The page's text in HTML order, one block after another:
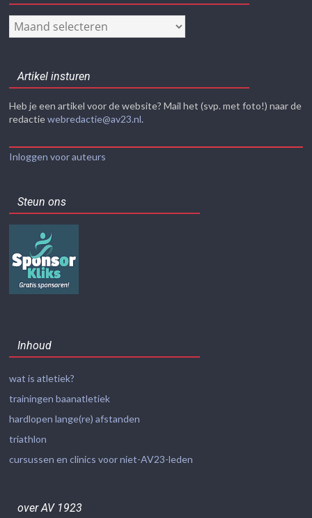
Nieuwsarchief
Artikel insturen
Heb je een artikel voor de website? Mail het (svp. met foto!) naar de
redactiewebredactie@av23.nl.
Inloggen voor auteurs
Steun ons
Inhoud
wat is atletiek?
trainingen baanatletiek
hardlopen lange(re) afstanden
triathlon
cursussen en clinics voor niet-AV23-leden
over AV 1923